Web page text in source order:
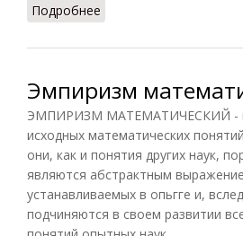
Подробнее
Эмпиризм
ЭМПИРИЗМ МАТЕМАТИЧЕСКИЙ -
исходных математических
они, как и понятия других наук,
являются абстрактным
устанавливаемых в опьгге и,
подчиняются в своем развитии